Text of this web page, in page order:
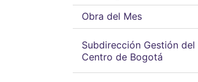
Obra del Mes
Subdirección Gestión del
Centro de Bogotá